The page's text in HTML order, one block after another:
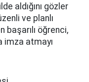
aldığını gözler
ve planlı
başarılı öğrenci,
imza atmayı